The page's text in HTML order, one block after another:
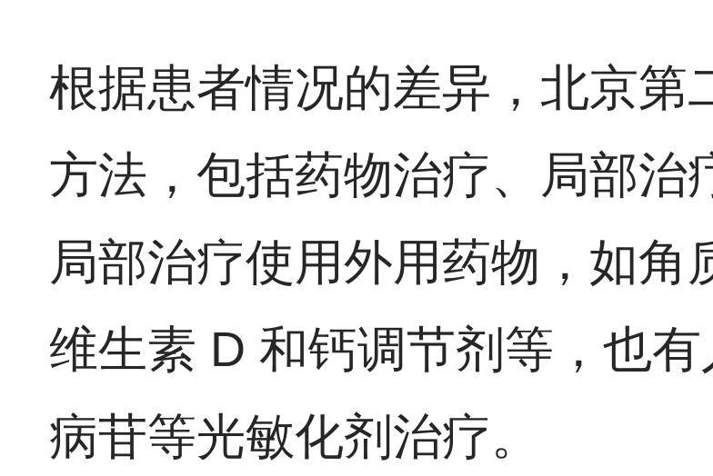
根据患者情况的差异，北京第
方法，包括药物治疗、局部治
局部治疗使用外用药物，如角
维生素 D 和钙调节剂等，也
病苷等光敏化剂治疗。